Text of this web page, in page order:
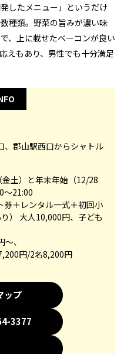
したメニュー」というだけ
種類。野菜の旨みが濃い味
、上に載せたベーコンが良い
えもあり、男性でも十分満足
、郡山駅西口からシャトル
土）と年末年始（12/28
～21:00
＋レンタル一式＋初回小
） 大人10,000円、子ども
、
円/2名8,200円
ップ
3377